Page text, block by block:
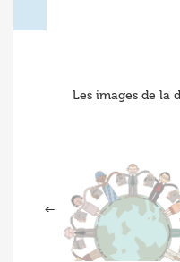
Les images de la